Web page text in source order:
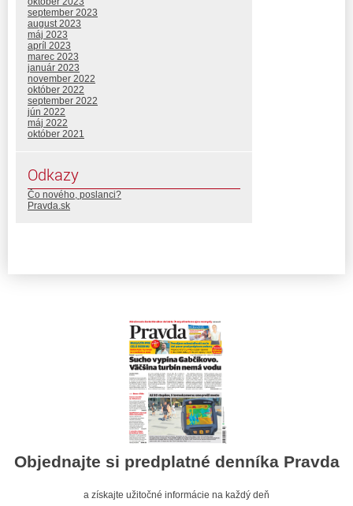
september 2023
august 2023
máj 2023
apríl 2023
marec 2023
január 2023
november 2022
október 2022
september 2022
jún 2022
máj 2022
október 2021
Odkazy
Čo nového, poslanci?
Pravda.sk
Objednajte si predplatné denníka Pravda
a získajte užitočné informácie na každý deň